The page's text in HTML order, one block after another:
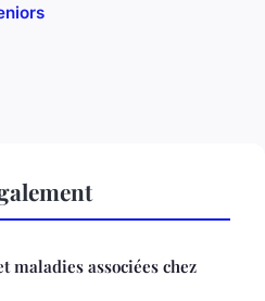
associées chez